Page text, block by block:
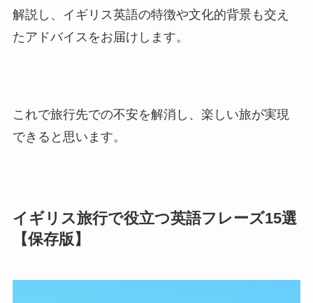
解説し、イギリス英語の特徴や文化的背景も交え
たアドバイスをお届けします。
これで旅行先での不安を解消し、楽しい旅が実現
できると思います。
イギリス旅行で役立つ英語フレーズ15選
【保存版】